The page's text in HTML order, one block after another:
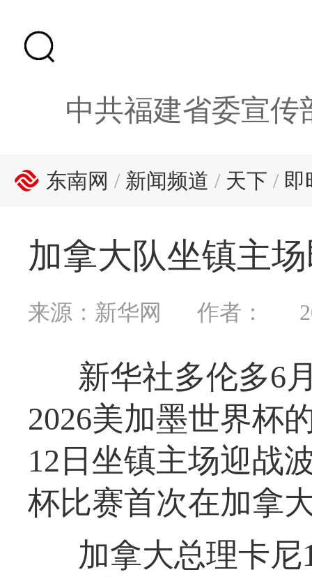
中共福建省委宣传
东南网 / 新闻频道 / 天下 / 即
加拿大队坐镇主
来源：新华网 作者：
新华社多伦多6
2026美加墨世界杯
12日坐镇主场迎战
杯比赛首次在加拿
加拿大总理卡